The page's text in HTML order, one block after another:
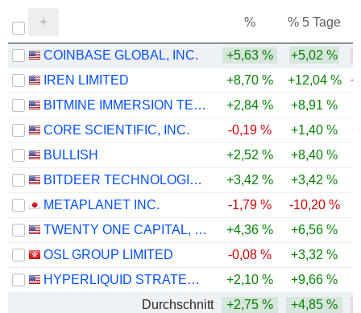
% % 5 Tage
COINBASE GLOBAL, INC. +5,63 % +5,02 %
IREN LIMITED
+8,70 % +12,04 %
BITMINE IMMERSION TECHNOLOGIES, INC.
+2,84 % +8,91 %
CORE SCIENTIFIC, INC.
-0,19 % +1,40 %
BULLISH
+2,52 %
+8,40 %
BITDEER TECHNOLOGIES GROUP
+3,42 % +3,42 %
METAPLANET INC.
-1,79 % -10,20 %
TWENTY ONE CAPITAL, INC.
+4,36 % +6,56 %
OSL GROUP LIMITED
-0,08 % +3,32 %
HYPERLIQUID STRATEGIES INC.
+2,10 %
+9,66 %
Durchschnitt
+2,75 % +4,85 %